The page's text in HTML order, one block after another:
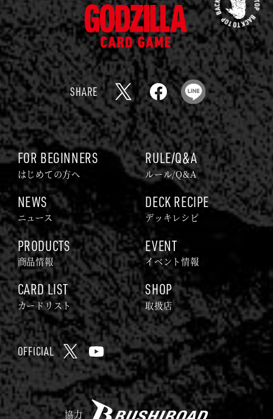
ゴ
ジ
ラ
カ
ー
ド
ゲ
ー
ム
｜
D
Z
I
L
L
A
C
A
R
D
G
A
SHARE
X
F
a
c
e
b
o
k
L
I
N
E
FOR BEGINNERS
はじめての方へ
NEWS
ニュース
PRODUCTS
商品情報
CARD LIST
カードリスト
RULE/Q&A
ルール/Q&A
DECK RECIPE
デッキレシピ
EVENT
イベント情報
SHOP
取扱店
OFFICIAL
X
Y
o
u
T
協力 B
頭
に
戻
る